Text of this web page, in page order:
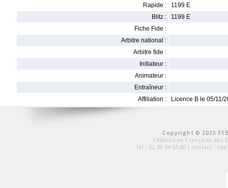
Rapide :
1199 E
Blitz :
1199 E
Fiche Fide :
Arbitre national :
Arbitre fide :
Initiateur :
Animateur :
Entraîneur :
Affiliation :
Licence B le 05/11/
Copyright © 2015
Fédération Française des
tél : 01 39 44 65 80 | contact :